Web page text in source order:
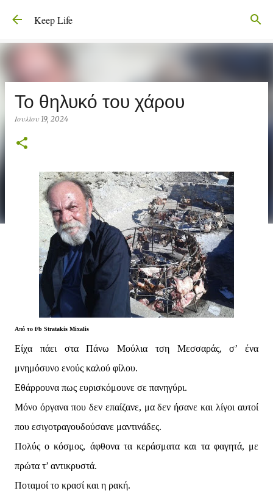
Μετάβαση στο κύριο περιεχόμενο
Keep Life
Το θηλυκό του χάρου
Ιουλίου 19, 2024
Από το f/b Stratakis Mixalis
Είχα πάει στα Πάνω Μούλια τση Μεσσαράς, σ’ ένα
μνημόσυνο ενούς καλού φίλου.
Εθάρρουνα πως ευρισκόμουνε σε πανηγύρι.
Μόνο όργανα που δεν επαίζανε, μα δεν ήσανε και λίγοι αυτοί
που εσιγοτραγουδούσανε μαντινάδες.
Πολύς ο κόσμος, άφθονα τα κεράσματα και τα φαγητά, με
πρώτα τ’ αντικρυστά.
Ποταμοί το κρασί και η ρακή.